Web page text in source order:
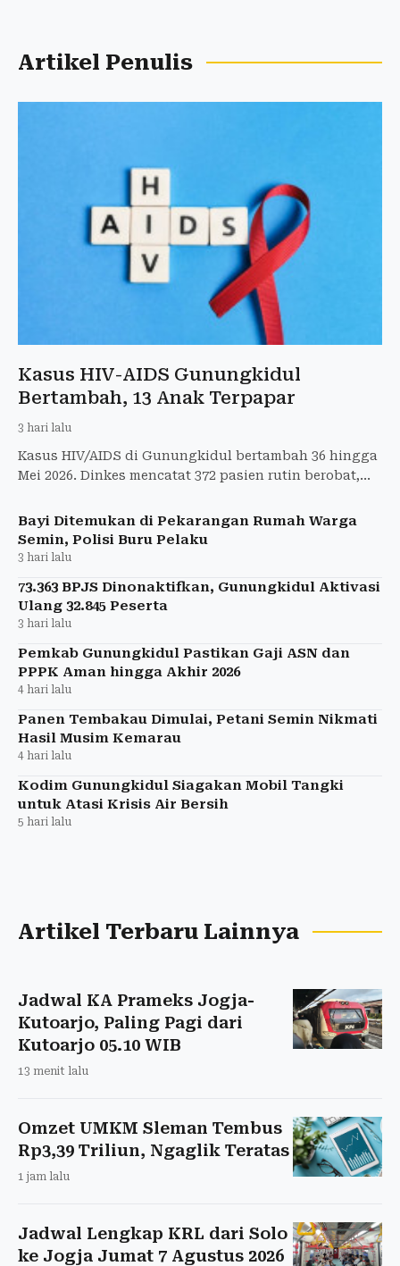
Artikel Penulis
Kasus HIV-AIDS Gunungkidul
Bertambah, 13 Anak Terpapar
3 hari lalu
Kasus HIV/AIDS di Gunungkidul bertambah 36 hingga
Mei 2026. Dinkes mencatat 372 pasien rutin berobat,
Bayi Ditemukan di Pekarangan Rumah Warga
Semin, Polisi Buru Pelaku
3 hari lalu
73.363 BPJS Dinonaktifkan, Gunungkidul Aktivasi
Ulang 32.845 Peserta
3 hari lalu
Pemkab Gunungkidul Pastikan Gaji ASN dan
PPPK Aman hingga Akhir 2026
4 hari lalu
Panen Tembakau Dimulai, Petani Semin Nikmati
Hasil Musim Kemarau
4 hari lalu
Kodim Gunungkidul Siagakan Mobil Tangki
untuk Atasi Krisis Air Bersih
5 hari lalu
Artikel Terbaru Lainnya
Jadwal KA Prameks Jogja-
Kutoarjo, Paling Pagi dari
Kutoarjo 05.10 WIB
13 menit lalu
Omzet UMKM Sleman Tembus
Rp3,39 Triliun, Ngaglik Teratas
1 jam lalu
Jadwal Lengkap KRL dari Solo
ke Jogja Jumat 7 Agustus 2026